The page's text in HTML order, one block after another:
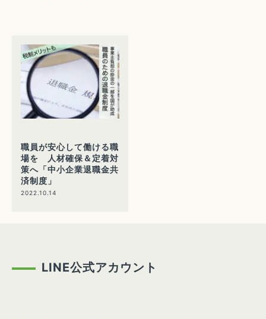
職員が安心して働ける職
場を 人材確保＆定着対
策へ「中小企業退職金共
済制度」
2022.10.14
LINE公式アカウント